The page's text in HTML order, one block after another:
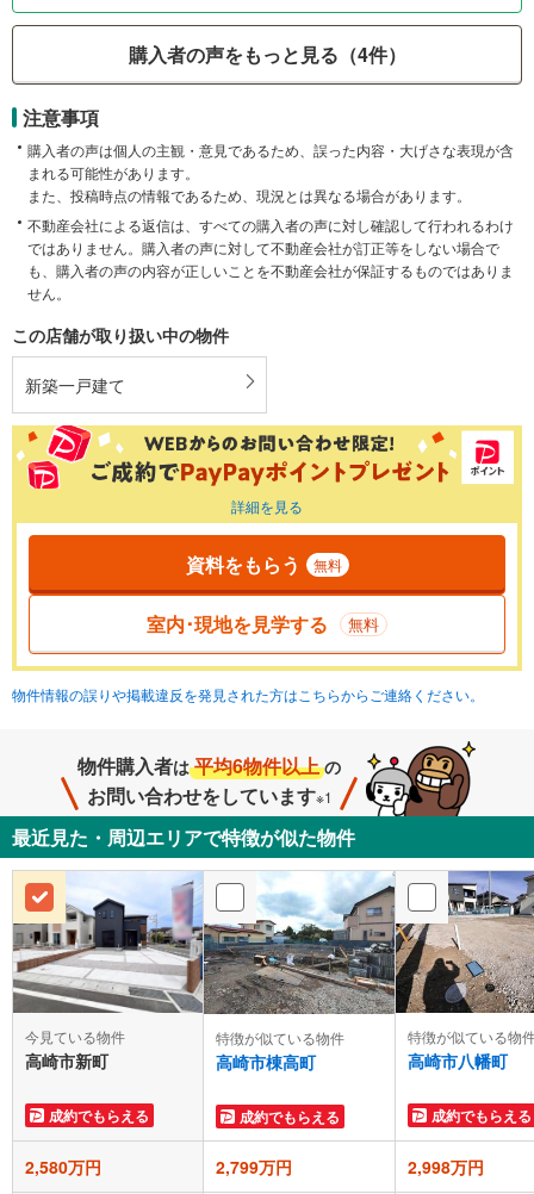
購入者の声をもっと見る（4件）
注意事項
購入者の声は個人の主観・意見であるため、誤った内容・大げさな表現が含
まれる可能性があります。
また、投稿時点の情報であるため、現況とは異なる場合があります。
不動産会社による返信は、すべての購入者の声に対し確認して行われるわけ
ではありません。購入者の声に対して不動産会社が訂正等をしない場合で
も、購入者の声の内容が正しいことを不動産会社が保証するものではありま
せん。
この店舗が取り扱い中の物件
新築一戸建て
詳細を見る
資料をもらう 無料
室内･現地を見学する 無料
物件情報の誤りや掲載違反を発見された方はこちらからご連絡ください。
物件購入者は 平均6物件以上 の
お問い合わせをしています※1
最近見た・周辺エリアで特徴が似た物件
今見ている物件
高崎市新町
成約でもらえる
特徴が似ている物件
高崎市棟高町
成約でもらえる
特徴が似ている物
高崎市八幡町
成約でもらえる
2,580万円 2,799万円 2,998万円